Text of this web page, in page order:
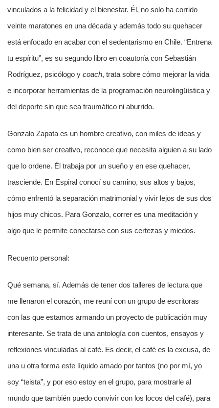
vinculados a la felicidad y el bienestar. Él, no solo ha corrido
veinte maratones en una década y además todo su quehacer
está enfocado en acabar con el sedentarismo en Chile. “Entrena
tu espíritu”, es su segundo libro en coautoría con Sebastián
Rodríguez, psicólogo y coach, trata sobre cómo mejorar la vida
e incorporar herramientas de la programación neurolingüística y
del deporte sin que sea traumático ni aburrido.
Gonzalo Zapata es un hombre creativo, con miles de ideas y
como bien ser creativo, reconoce que necesita alguien a su lado
que lo ordene. Él trabaja por un sueño y en ese quehacer,
trasciende. En Espiral conocí su camino, sus altos y bajos,
cómo enfrentó la separación matrimonial y vivir lejos de sus dos
hijos muy chicos. Para Gonzalo, correr es una meditación y
algo que le permite conectarse con sus certezas y miedos.
Recuento personal:
Qué semana, sí. Además de tener dos talleres de lectura que
me llenaron el corazón, me reuní con un grupo de escritoras
con las que estamos armando un proyecto de publicación muy
interesante. Se trata de una antología con cuentos, ensayos y
reflexiones vinculadas al café. Es decir, el café es la excusa, de
una u otra forma este líquido amado por tantos (no por mí, yo
soy “teista”, y por eso estoy en el grupo, para mostrarle al
mundo que también puedo convivir con los locos del café), para